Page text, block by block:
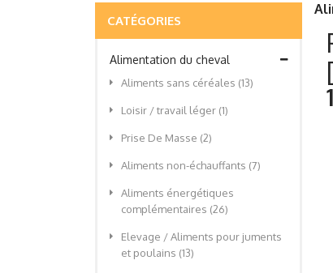
CATÉGORIES
Alimentation du cheval
Aliments sans céréales (13)
Loisir / travail léger (1)
Prise De Masse (2)
Aliments non-échauffants (7)
Aliments énergétiques
complémentaires (26)
Elevage / Aliments pour juments
et poulains (13)